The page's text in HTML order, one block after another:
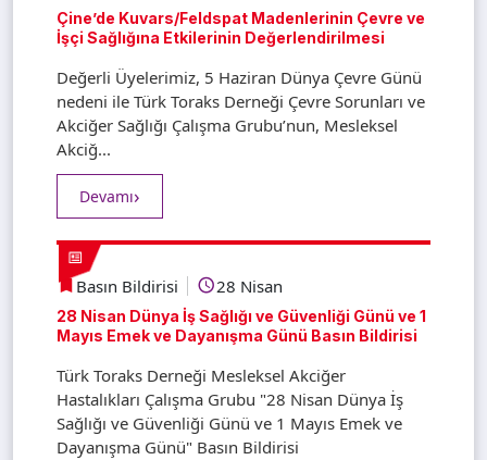
Çine’de Kuvars/Feldspat Madenlerinin Çevre ve
İşçi Sağlığına Etkilerinin Değerlendirilmesi
Değerli Üyelerimiz, 5 Haziran Dünya Çevre Günü
nedeni ile Türk Toraks Derneği Çevre Sorunları ve
Akciğer Sağlığı Çalışma Grubu’nun, Mesleksel
Akciğ...
Devamı
Basın Bildirisi 28 Nisan
28 Nisan Dünya İş Sağlığı ve Güvenliği Günü ve 1
Mayıs Emek ve Dayanışma Günü Basın Bildirisi
Türk Toraks Derneği Mesleksel Akciğer
Hastalıkları Çalışma Grubu "28 Nisan Dünya İş
Sağlığı ve Güvenliği Günü ve 1 Mayıs Emek ve
Dayanışma Günü" Basın Bildirisi